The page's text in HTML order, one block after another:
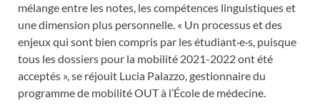
mélange entre les notes, les compétences linguistiques et
une dimension plus personnelle. « Un processus et des
enjeux qui sont bien compris par les étudiant·e·s, puisque
tous les dossiers pour la mobilité 2021-2022 ont été
acceptés », se réjouit Lucia Palazzo, gestionnaire du
programme de mobilité OUT à l’École de médecine.